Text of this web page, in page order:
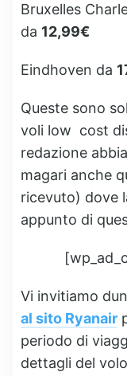
Bruxelles
da 12,99€
Eindhoven da
Queste sono
voli low cost
redazione
magari anche
ricevuto) dove
appunto di
Vi invitiamo
al sito Ryanair
periodo di
dettagli del